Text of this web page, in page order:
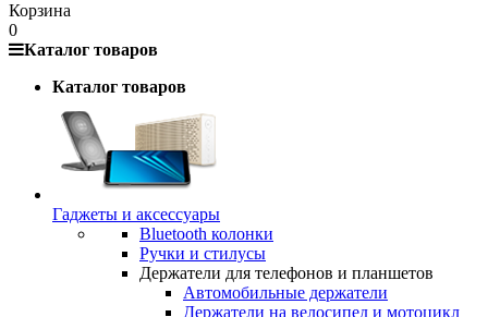
Корзина
0
Каталог товаров
Каталог товаров
Гаджеты и аксессуары
Bluetooth колонки
Ручки и стилусы
Держатели для телефонов и планшетов
Автомобильные держатели
Держатели на велосипед и мотоцикл